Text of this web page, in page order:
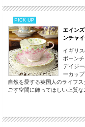
PICK UP
エイン
ンチャ
イギリ
ボーン
デイジ
ーカッ
自然を愛する英国人のライフ
ごす空間に飾ってほしい上質